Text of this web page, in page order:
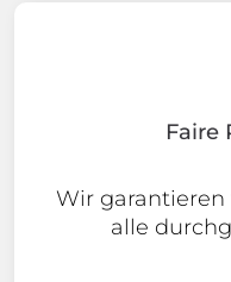
Faire
Wir garantieren
alle